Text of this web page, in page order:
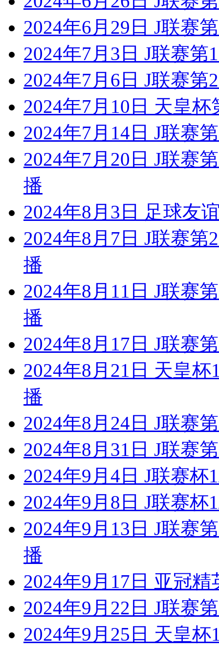
2024年6月29日 J联赛
2024年7月3日 J联赛
2024年7月6日 J联赛
2024年7月10日 天皇
2024年7月14日 J联赛
2024年7月20日 J联赛
播
2024年8月3日 足球友
2024年8月7日 J联赛
播
2024年8月11日 J联赛
播
2024年8月17日 J联赛
2024年8月21日 天皇
播
2024年8月24日 J联赛
2024年8月31日 J联赛
2024年9月4日 J联赛
2024年9月8日 J联赛
2024年9月13日 J联赛
播
2024年9月17日 亚冠
2024年9月22日 J联赛
2024年9月25日 天皇